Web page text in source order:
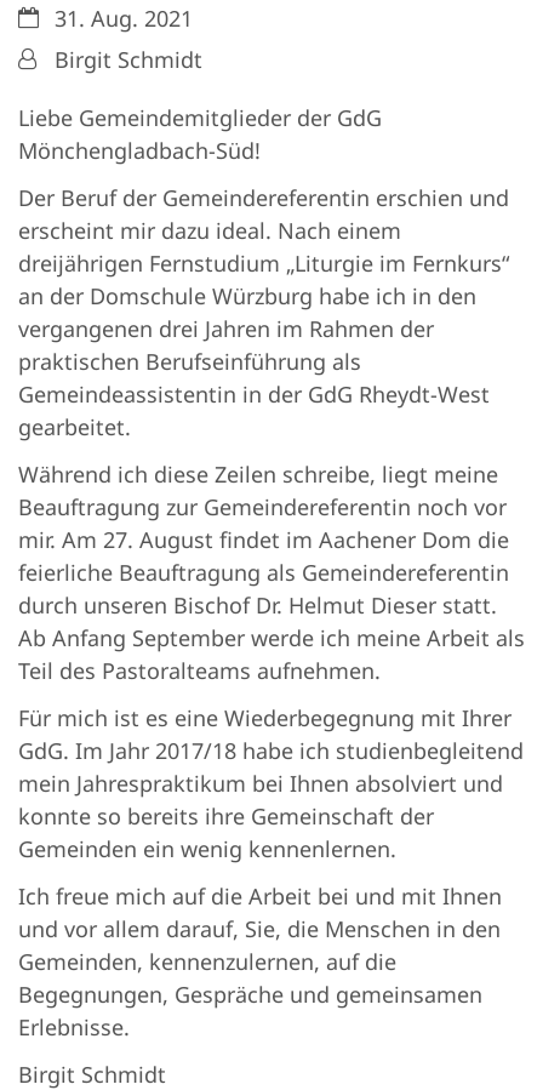
Datum:31. Aug. 2021
Von:Birgit Schmidt
Liebe Gemeindemitglieder der GdG
Mönchengladbach-Süd!
Der Beruf der Gemeindereferentin erschien und
erscheint mir dazu ideal. Nach einem
dreijährigen Fernstudium „Liturgie im Fernkurs“
an der Domschule Würzburg habe ich in den
vergangenen drei Jahren im Rahmen der
praktischen Berufseinführung als
Gemeindeassistentin in der GdG Rheydt-West
gearbeitet.
Während ich diese Zeilen schreibe, liegt meine
Beauftragung zur Gemeindereferentin noch vor
mir. Am 27. August findet im Aachener Dom die
feierliche Beauftragung als Gemeindereferentin
durch unseren Bischof Dr. Helmut Dieser statt.
Ab Anfang September werde ich meine Arbeit als
Teil des Pastoralteams aufnehmen.
Für mich ist es eine Wiederbegegnung mit Ihrer
GdG. Im Jahr 2017/18 habe ich studienbegleitend
mein Jahrespraktikum bei Ihnen absolviert und
konnte so bereits ihre Gemeinschaft der
Gemeinden ein wenig kennenlernen.
Ich freue mich auf die Arbeit bei und mit Ihnen
und vor allem darauf, Sie, die Menschen in den
Gemeinden, kennenzulernen, auf die
Begegnungen, Gespräche und gemeinsamen
Erlebnisse.
Birgit Schmidt